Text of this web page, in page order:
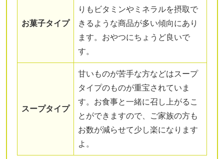
お菓子タイプ
りもビタミンやミネラルを摂取で
きるような商品が多い傾向にあり
ます。おやつにちょうど良いで
す。
スープタイプ
甘いものが苦手な方などはスープ
タイプのものが重宝されていま
す。お食事と一緒に召し上がるこ
とができますので、ご家族の方も
お数が減らせて少し楽になります
よ。